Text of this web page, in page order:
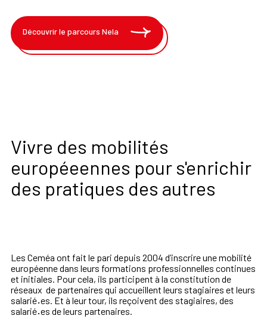
Découvrir le parcours Nela
Vivre des mobilités
européeennes pour s'enrichir
des pratiques des autres
Les Ceméa ont fait le pari depuis 2004 d’inscrire une mobilité
européenne dans leurs formations professionnelles continues
et initiales. Pour cela, ils participent à la constitution de
réseaux de partenaires qui accueillent leurs stagiaires et leurs
salarié·es. Et à leur tour, ils reçoivent des stagiaires, des
salarié·es de leurs partenaires.